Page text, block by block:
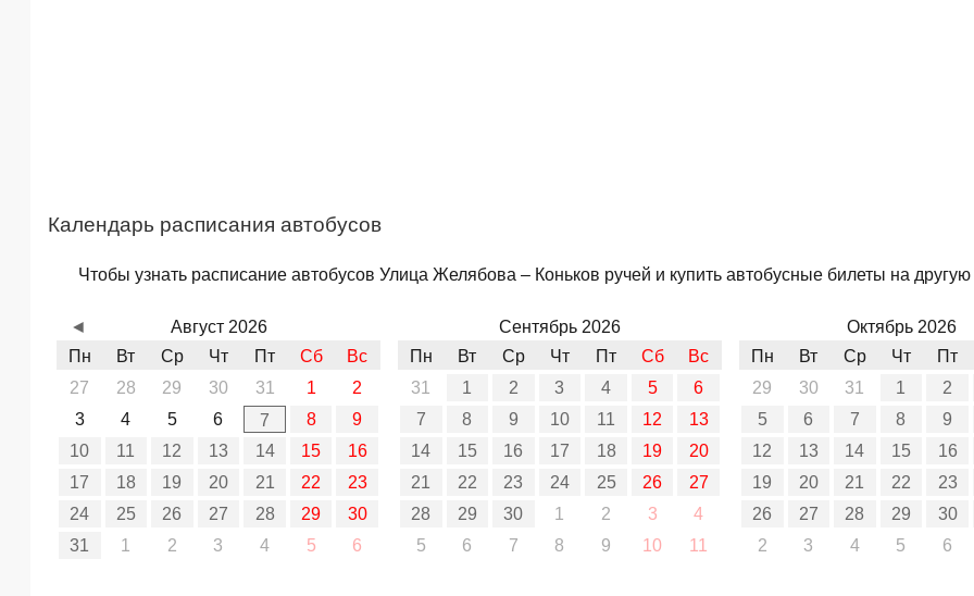
Календарь расписания автобусов
Чтобы узнать расписание автобусов Улица Желябова – Коньков ручей и купить автобусные билеты на
Август 2026
Пн
Вт Ср Чт Пт Сб
Вс
27
28 29 30 31 1
2
3
4 5 6 7 8
9
10
11 12 13 14 15
16
17
18 19 20 21 22
23
24
25 26 27 28 29
30
31
1 2 3 4 5 6
Сентябрь 2026
Пн
Вт Ср Чт Пт Сб
Вс
31
1 2 3 4 5
6
7
8 9 10 11 12
13
14
15 16 17 18 19
20
21
22 23 24 25 26
27
28
29 30 1 2 3
4
5
6 7 8 9 10 11
Октябрь 2026
Пн
Вт Ср Чт
Пт
29
30 31 1
2
5
6 7 8
9
12
13 14 15
16
19
20 21 22
23
26
27 28 29
30
2
3 4 5 6
◄